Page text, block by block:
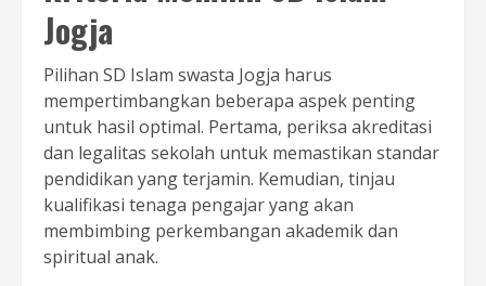
Jogja
Pilihan SD Islam swasta Jogja harus
mempertimbangkan beberapa aspek penting
untuk hasil optimal. Pertama, periksa akreditasi
dan legalitas sekolah untuk memastikan standar
pendidikan yang terjamin. Kemudian, tinjau
kualifikasi tenaga pengajar yang akan
membimbing perkembangan akademik dan
spiritual anak.